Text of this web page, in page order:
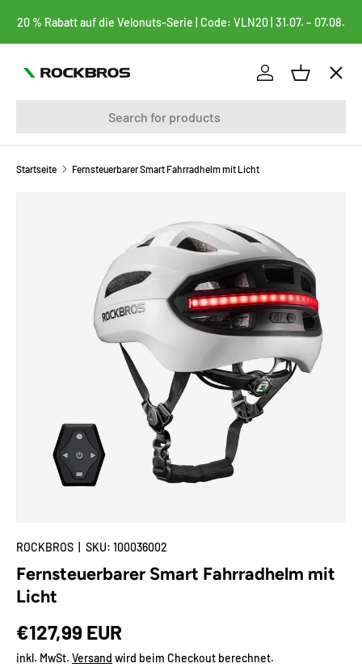
DIREKT ZUM INHALT
20 % Rabatt auf die Velonuts-Serie | Code: VLN20 | 31.07. – 07.08.
Einloggen
Menü
FAHRRADTASCHEN
FAHRRADTEILE
FAHRRADZUBEHÖR
Mehr
Startseite Fernsteuerbarer Smart Fahrradhelm mit Licht
ZU PRODUKTINFORMATIONEN SPRINGEN
ROCKBROS SKU: 100036002
Fernsteuerbarer Smart Fahrradhelm mit
Licht
Normaler Preis
€127,99 EUR
inkl. MwSt. Versand wird beim Checkout berechnet.